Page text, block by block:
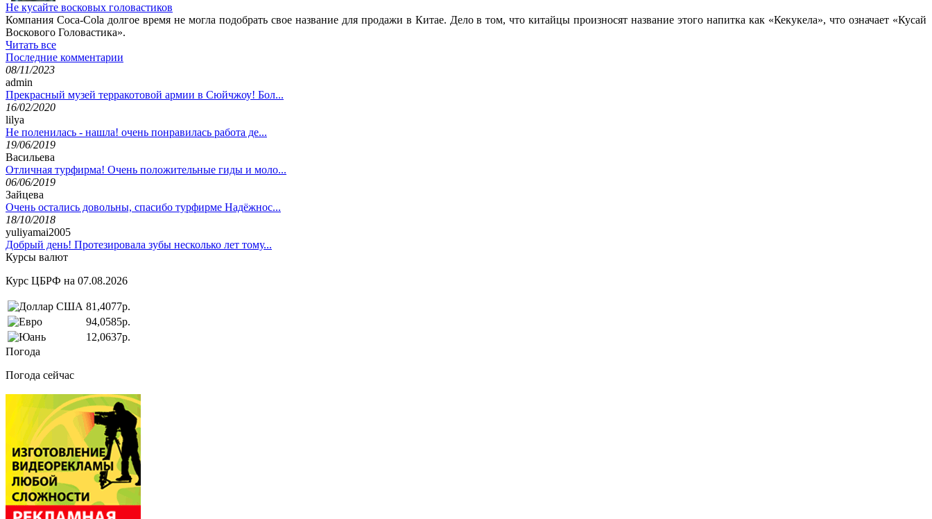
Не кусайте восковых головастиков
Компания Coca-Cola долгое время не могла подобрать свое название для продажи в Китае. Дело в том, что китайцы произносят название этого напитка как «Кекукела», что означает «Кусай
Воскового Головастика».
Читать все
Последние комментарии
08/11/2023
admin
Прекрасный музей терракотовой армии в Сюйчжоу! Бол...
16/02/2020
lilya
Не поленилась - нашла! очень понравилась работа де...
19/06/2019
Васильева
Отличная турфирма! Очень положительные гиды и моло...
06/06/2019
Зайцева
Очень остались довольны, спасибо турфирме Надёжнос...
18/10/2018
yuliyamai2005
Добрый день! Протезировала зубы несколько лет тому...
Курсы валют
Курс ЦБРФ на 07.08.2026
81,4077р.
94,0585р.
12,0637р.
Погода
Погода сейчас